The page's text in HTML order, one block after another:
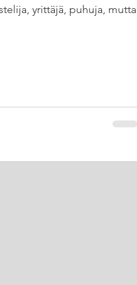
yrittäjä, puhuja, mutta